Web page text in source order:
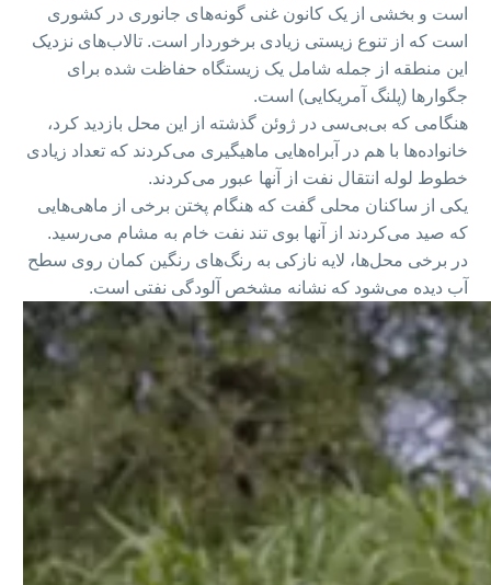
است و بخشی از یک کانون غنی گونه‌های جانوری در کشوری
است که از تنوع زیستی زیادی برخوردار است. تالاب‌های نزدیک
این منطقه از جمله شامل یک زیستگاه حفاظت شده برای
جگوارها (پلنگ آمریکایی) است.
هنگامی که بی‌بی‌سی در ژوئن گذشته از این محل بازدید کرد،
خانواده‌ها با هم در آبراه‌هایی ماهیگیری می‌کردند که تعداد زیادی
خطوط لوله انتقال نفت از آنها عبور می‌کردند.
یکی از ساکنان محلی گفت که هنگام پختن برخی از ماهی‌هایی
که صید می‌کردند از آنها بوی تند نفت خام به مشام می‌رسید.
در برخی محل‌ها، لایه نازکی به رنگ‌های رنگین کمان روی سطح
آب دیده می‌شود که نشانه مشخص آلودگی نفتی است.